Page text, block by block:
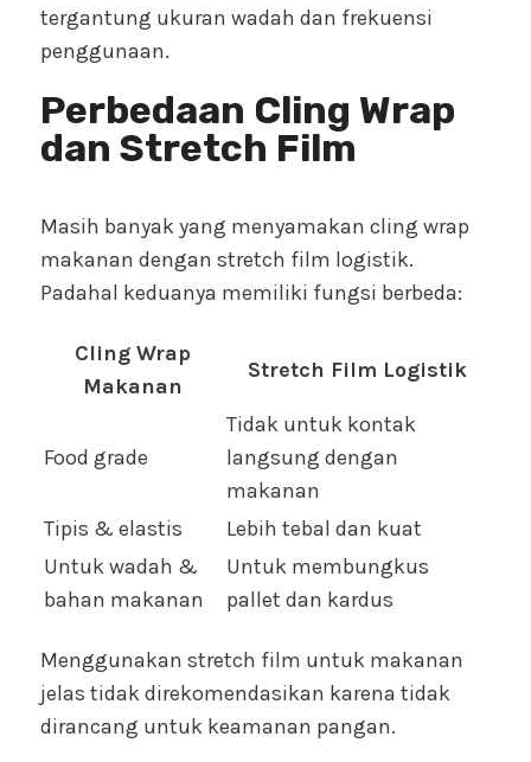
tergantung ukuran wadah dan frekuensi
penggunaan.
Perbedaan Cling Wrap
dan Stretch Film
Masih banyak yang menyamakan cling wrap
makanan dengan stretch film logistik.
Padahal keduanya memiliki fungsi berbeda:
Cling Wrap
Makanan
Stretch Film Logistik
Food grade
Tidak untuk kontak
langsung dengan
makanan
Tipis & elastis
Lebih tebal dan kuat
Untuk wadah &
bahan makanan
Untuk membungkus
pallet dan kardus
Menggunakan stretch film untuk makanan
jelas tidak direkomendasikan karena tidak
dirancang untuk keamanan pangan.